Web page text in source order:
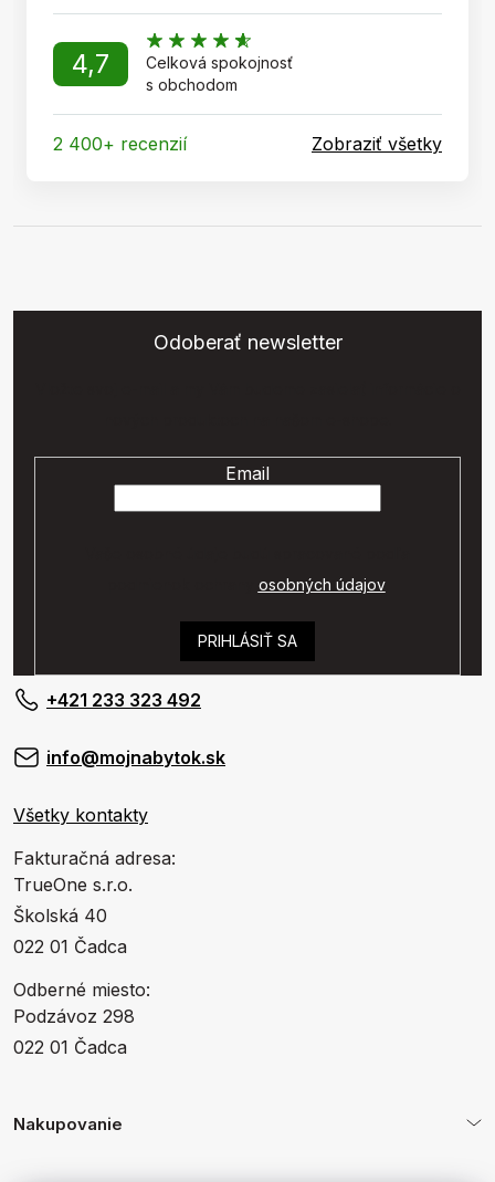
4,7
Celková spokojnosť
s obchodom
2 400+ recenzií Zobraziť všetky
Odoberať newsletter
Email
osobných údajov.
PRIHLÁSIŤ SA
+421 233 323 492
info@mojnabytok.sk
Všetky kontakty
Fakturačná adresa:
TrueOne s.r.o.
Školská 40
022 01 Čadca
Odberné miesto:
Podzávoz 298
022 01 Čadca
Nakupovanie